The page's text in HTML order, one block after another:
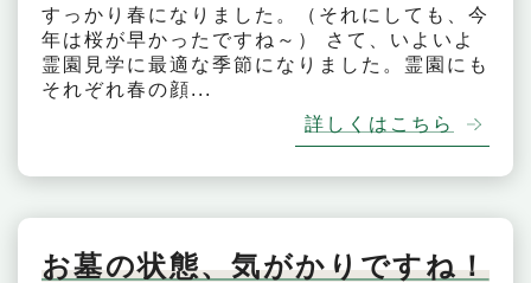
すっかり春になりました。（それにしても、今
年は桜が早かったですね～） さて、いよいよ
霊園見学に最適な季節になりました。霊園にも
それぞれ春の顔...
詳しくはこちら
お墓の状態、気がかりですね！